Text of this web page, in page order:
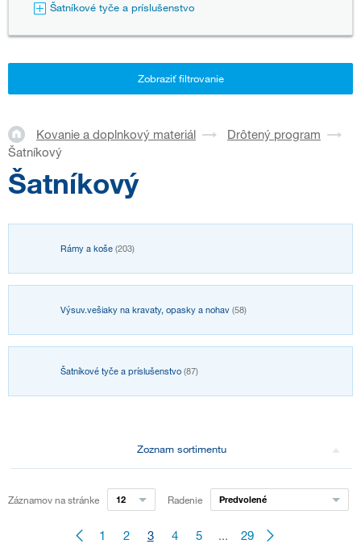
Šatníkové tyče a príslušenstvo
Zobraziť filtrovanie
Kovanie a doplnkový materiál
Drôtený program
Šatníkový
Šatníkový
Rámy a koše (203)
Výsuv.vešiaky na kravaty, opasky a nohav (58)
Šatníkové tyče a príslušenstvo (87)
Zoznam sortimentu
Záznamov na stránke 12 Radenie Predvolené
1 2 3 4 5 ... 29